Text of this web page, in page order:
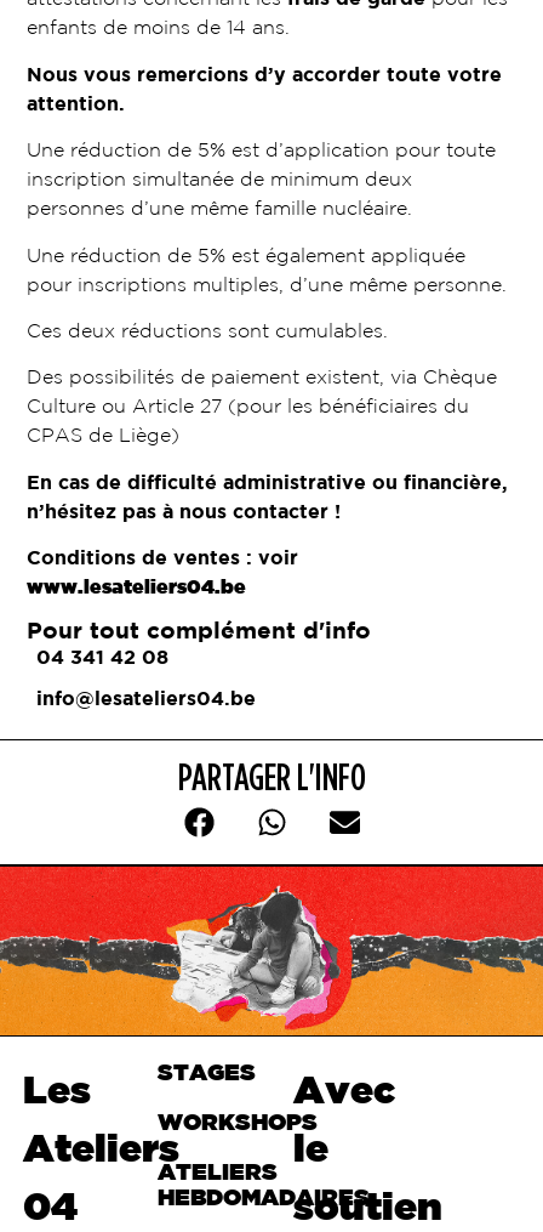
enfants de moins de 14 ans.
Nous vous remercions d’y accorder toute votre
attention.
Une réduction de 5% est d’application pour toute
inscription simultanée de minimum deux
personnes d’une même famille nucléaire.
Une réduction de 5% est également appliquée
pour inscriptions multiples, d’une même personne.
Ces deux réductions sont cumulables.
Des possibilités de paiement existent, via Chèque
Culture ou Article 27 (pour les bénéficiaires du
CPAS de Liège)
En cas de difficulté administrative ou financière,
n’hésitez pas à nous contacter !
Conditions de ventes : voir
www.lesateliers04.be
Pour tout complément d'info
04 341 42 08
info@lesateliers04.be
PARTAGER L'INFO
Les
Ateliers
04
STAGES
WORKSHOPS
ATELIERS
HEBDOMADAIRES
Avec
le
soutien